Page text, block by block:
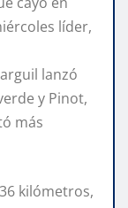
líder,
lanzó
y Pinot,
más
kilómetros,